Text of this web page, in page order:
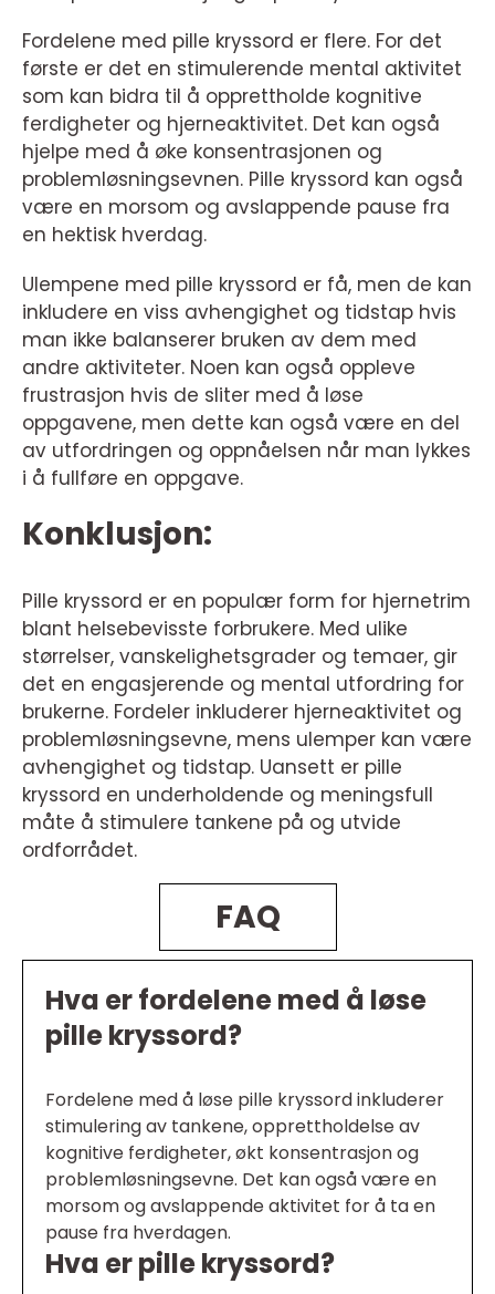
Fordelene med pille kryssord er flere. For det
første er det en stimulerende mental aktivitet
som kan bidra til å opprettholde kognitive
ferdigheter og hjerneaktivitet. Det kan også
hjelpe med å øke konsentrasjonen og
problemløsningsevnen. Pille kryssord kan også
være en morsom og avslappende pause fra
en hektisk hverdag.
Ulempene med pille kryssord er få, men de kan
inkludere en viss avhengighet og tidstap hvis
man ikke balanserer bruken av dem med
andre aktiviteter. Noen kan også oppleve
frustrasjon hvis de sliter med å løse
oppgavene, men dette kan også være en del
av utfordringen og oppnåelsen når man lykkes
i å fullføre en oppgave.
Konklusjon:
Pille kryssord er en populær form for hjernetrim
blant helsebevisste forbrukere. Med ulike
størrelser, vanskelighetsgrader og temaer, gir
det en engasjerende og mental utfordring for
brukerne. Fordeler inkluderer hjerneaktivitet og
problemløsningsevne, mens ulemper kan være
avhengighet og tidstap. Uansett er pille
kryssord en underholdende og meningsfull
måte å stimulere tankene på og utvide
ordforrådet.
FAQ
Hva er fordelene med å løse
pille kryssord?
Fordelene med å løse pille kryssord inkluderer
stimulering av tankene, opprettholdelse av
kognitive ferdigheter, økt konsentrasjon og
problemløsningsevne. Det kan også være en
morsom og avslappende aktivitet for å ta en
pause fra hverdagen.
Hva er pille kryssord?